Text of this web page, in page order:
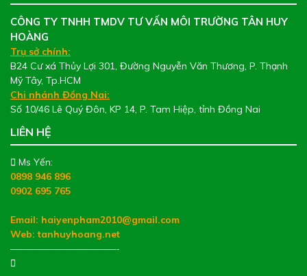
CÔNG TY TNHH TMDV TƯ VẤN MÔI TRƯỜNG TÂN HUY
HOÀNG
Trụ sở chính:
B24 Cư xá Thủy Lợi 301, Đường Nguyễn Văn Thương, P. Thạnh
Mỹ Tây, Tp.HCM
Chi nhánh Đồng Nai:
Số 10/46 Lê Quý Đôn, KP 14, P. Tam Hiệp, tỉnh Đồng Nai
LIÊN HỆ
Ms Yến:
0898 946 896
0902 695 765
Email: haiyenpham2010@gmail.com
Web:tanhuyhoang.net
———————————-